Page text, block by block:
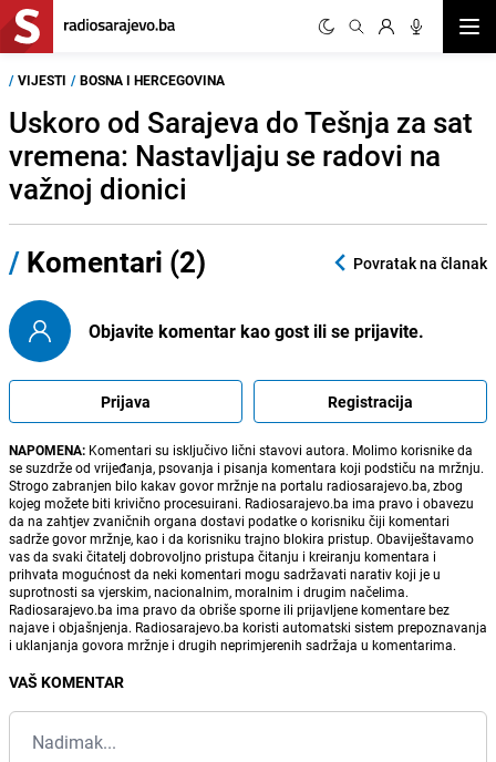
/ VIJESTI / BOSNA I HERCEGOVINA
Uskoro od Sarajeva do Tešnja za sat
vremena: Nastavljaju se radovi na
važnoj dionici
/ Komentari (2) Povratak na članak
Objavite komentar kao gost ili se prijavite.
Prijava Registracija
NAPOMENA: Komentari su isključivo lični stavovi autora. Molimo korisnike da
se suzdrže od vrijeđanja, psovanja i pisanja komentara koji podstiču na mržnju.
Strogo zabranjen bilo kakav govor mržnje na portalu radiosarajevo.ba, zbog
kojeg možete biti krivično procesuirani. Radiosarajevo.ba ima pravo i obavezu
da na zahtjev zvaničnih organa dostavi podatke o korisniku čiji komentari
sadrže govor mržnje, kao i da korisniku trajno blokira pristup. Obaviještavamo
vas da svaki čitatelj dobrovoljno pristupa čitanju i kreiranju komentara i
prihvata mogućnost da neki komentari mogu sadržavati narativ koji je u
suprotnosti sa vjerskim, nacionalnim, moralnim i drugim načelima.
Radiosarajevo.ba ima pravo da obriše sporne ili prijavljene komentare bez
najave i objašnjenja. Radiosarajevo.ba koristi automatski sistem prepoznavanja
i uklanjanja govora mržnje i drugih neprimjerenih sadržaja u komentarima.
VAŠ KOMENTAR